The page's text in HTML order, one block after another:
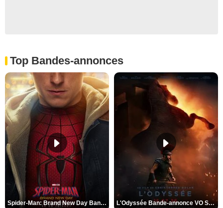
Top Bandes-annonces
Spider-Man: Brand New Day Bande-annonce VO STFR L'Odyssée Bande-annonce VO STFR